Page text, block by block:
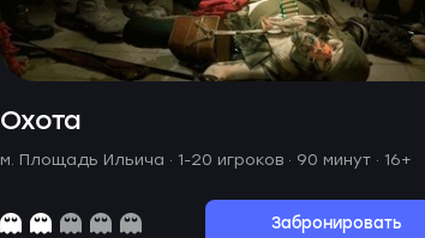
Охота
м. Площадь Ильича · 1-20 игроков · 90 минут · 16+
Забронировать